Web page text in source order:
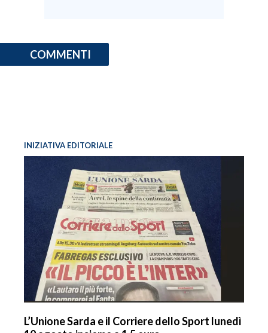
COMMENTI
INIZIATIVA EDITORIALE
L’Unione Sarda e il Corriere dello Sport lunedì